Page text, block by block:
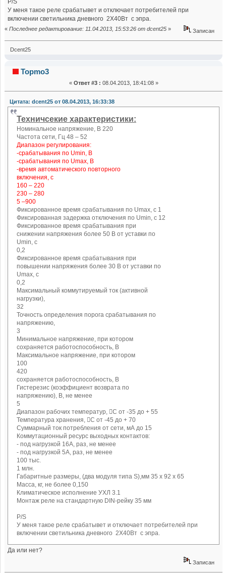
У меня такое реле срабатывет и отключает потребителей при
включении светильника дневного 2Х40Вт с эпра.
« Последнее редактирование: 11.04.2013, 15:53:26 от dcent25 » Записан
Dcent25
Topmo3
« Ответ #3 : 08.04.2013, 18:41:08 »
Цитата: dcent25 от 08.04.2013, 16:33:38
Техничсекие характеристики:
Номинальное напряжение, В 220
Частота сети, Гц 48 – 52
Диапазон регулирования:
-срабатывания по Umin, В
-срабатывания по Umах, В
-время автоматического повторного
включения, с
160 – 220
230 – 280
5 –900
Фиксированное время срабатывания по Umах, с 1
Фиксированная задержка отключения по Umin, с 12
Фиксированное время срабатывания при
снижении напряжения более 50 В от уставки по
Umin, с
0,2
Фиксированное время срабатывания при
повышении напряжения более 30 В от уставки по
Umах, с
0,2
Максимальный коммутируемый ток (активной
нагрузки),
32
Точность определения порога срабатывания по
напряжению,
3
Минимальное напряжение, при котором
сохраняется работоспособность, В
Максимальное напряжение, при котором
100
420
сохраняется работоспособность, В
Гистерезис (коэффициент возврата по
напряжению), В, не менее
5
Диапазон рабочих температур, С от -35 до + 55
Температура хранения, С от -45 до + 70
Суммарный ток потребления от сети, мА до 15
Коммутационный ресурс выходных контактов:
- под нагрузкой 16А, раз, не менее
- под нагрузкой 5А, раз, не менее
100 тыс.
1 млн.
Габаритные размеры, (два модуля типа S),мм 35 х 92 х 65
Масса, кг, не более 0,150
Климатическое исполнение УХЛ 3.1
Монтаж реле на стандартную DIN-рейку 35 мм
P/S
У меня такое реле срабатывет и отключает потребителей при
включении светильника дневного 2Х40Вт с эпра.
Да или нет?
Записан